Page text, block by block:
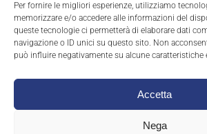
Per fornire le migliori esperienze, utilizziamo
memorizzare e/o accedere alle informazioni del
queste tecnologie ci permetterà di elaborare dati
navigazione o ID unici su questo sito. Non
può influire negativamente su alcune caratteristiche
Accetta
Nega
Assistance and consultancy
Contatti
+39.0823.758335
labo@marino.it